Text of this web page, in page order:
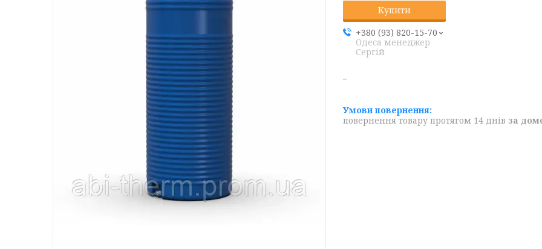
Купити
+380 (93) 820-15-70
Одеса менеджер
Сергій
повернення товару протягом 14 днів за